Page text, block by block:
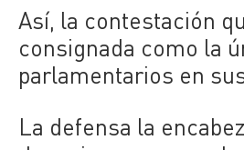
Así, la contestación
consignada como la
parlamentarios en
La defensa la